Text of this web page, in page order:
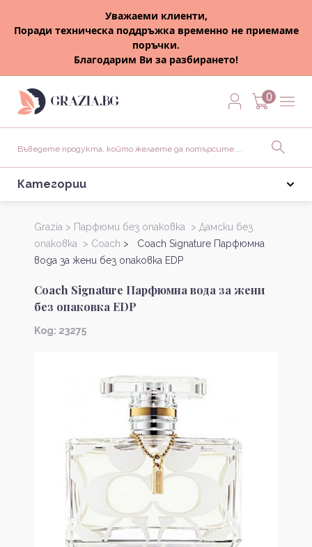
Уважаеми клиенти,
Поради техническа поддръжка временно не приемаме
поръчки.
Благодарим Ви за разбирането!
0
Категории
Grazia > Парфюми без опаковка > Дамски без
опаковка > Coach > Coach Signature Парфюмна
вода за жени без опаковка EDP
Coach Signature Парфюмна вода за жени
без опаковка EDP
Kод: 23275